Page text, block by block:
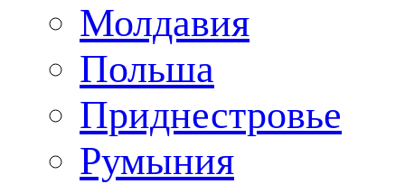
Молдавия
Польша
Приднестровье
Румыния